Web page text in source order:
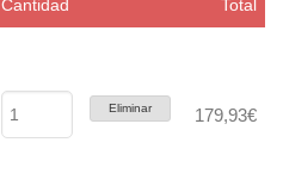
Cantidad Total
Eliminar 179,93€